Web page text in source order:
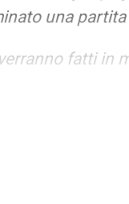
una partita
fatti in